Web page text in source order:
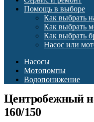
Помощь в выборе
Как выбрать
Как выбрать
Как выбрать
Насос или
Насосы
Мотопомпы
Водопонижение
Центробежный
160/150